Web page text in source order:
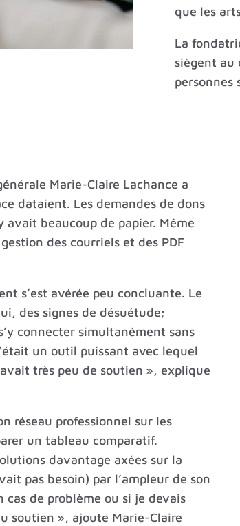
que les
La
siègent au
personnes
Marie-Claire Lachance a
dataient. Les demandes de dons
beaucoup de papier. Même
des courriels et des PDF
s’est avérée peu concluante. Le
des signes de désuétude;
connecter simultanément sans
un outil puissant avec lequel
très peu de soutien », explique
réseau professionnel sur les
un tableau comparatif.
davantage axées sur la
pas besoin) par l’ampleur de son
cas de problème ou si je devais
soutien », ajoute Marie-Claire